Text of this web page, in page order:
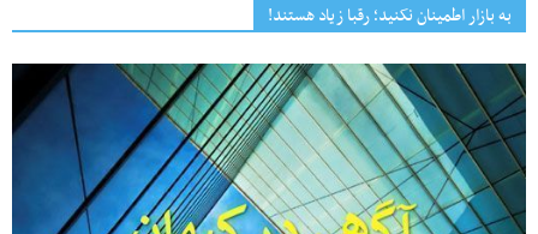
به بازار اطمینان نکنید؛ رقبا زیاد هستند!